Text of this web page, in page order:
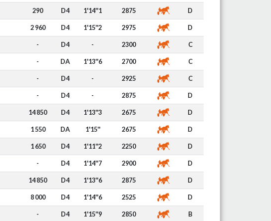
290 D4 1'14''1 2875 D
2 960 D4 1'15''2 2975 D
- D4 - 2300 C
- DA 1'13''6 2700 C
- D4 - 2925 C
- D4 - 2875 D
14 850 D4 1'13''3 2675 D
1 550 DA 1'15'' 2675 D
1 650 D4 1'11''2 2250 D
- D4 1'14''7 2900 D
14 850 D4 1'13''6 2875 D
8 000 D4 1'14''6 2525 D
- D4 1'15''9 2850 B